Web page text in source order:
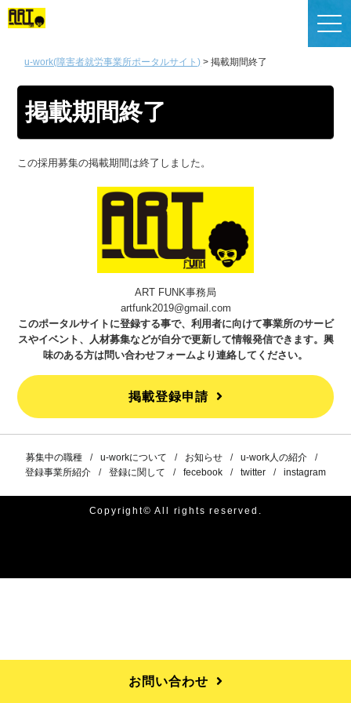
掲載登録申請
お問い合わせ
u-work(障害者就労事業所ポータルサイト) >掲載期間終了
掲載期間終了
この採用募集の掲載期間は終了しました。
ART FUNK事務局
artfunk2019@gmail.com
このポータルサイトに登録する事で、利用者に向けて事業所のサービ
スやイベント、人材募集などが自分で更新して情報発信できます。興
味のある方は問い合わせフォームより連絡してください。
掲載登録申請
募集中の職種 u-workについて お知らせ
u-work人の紹介
登録事業所紹介
登録に関して fecebook twitter instagram
Copyright© All rights reserved.